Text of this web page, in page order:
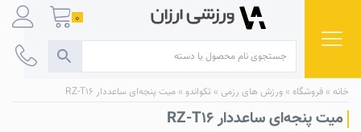
content
0
خانه » فروشگاه » ورزش های رزمی » تکواندو » میت پنجه‌ای ساعددار RZ-T16
میت پنجه‌ای ساعددار RZ-T16